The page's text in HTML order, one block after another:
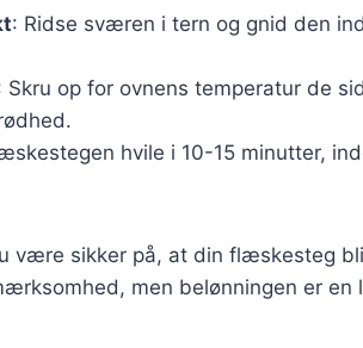
: Ridse sværen i tern og gnid den
Skru op for ovnens temperatur de
hvile i 10-15 minutter,
være sikker på, at din flæskesteg
men belønningen er